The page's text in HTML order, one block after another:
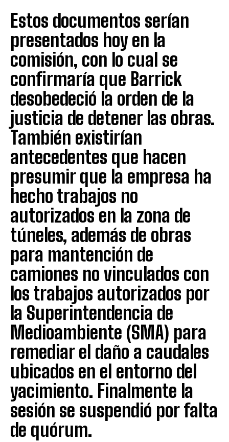
Estos documentos serían
presentados hoy en la
comisión, con lo cual se
confirmaría que Barrick
desobedeció la orden de la
justicia de detener las obras.
También existirían
antecedentes que hacen
presumir que la empresa ha
hecho trabajos no
autorizados en la zona de
túneles, además de obras
para mantención de
camiones no vinculados con
los trabajos autorizados por
la Superintendencia de
Medioambiente (SMA) para
remediar el daño a caudales
ubicados en el entorno del
yacimiento. Finalmente la
sesión se suspendió por falta
de quórum.